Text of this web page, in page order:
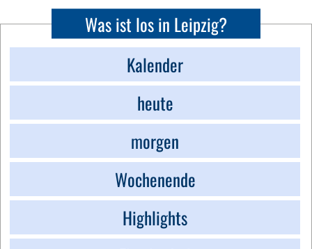
Was ist los in Leipzig?
Kalender
heute
morgen
Wochenende
Highlights